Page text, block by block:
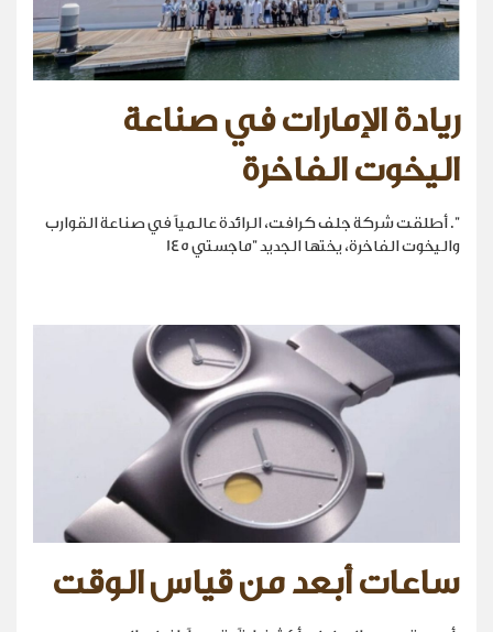
ريادة الإمارات في صناعة
اليخوت الفاخرة
". أطلقت شركة جلف كرافت، الرائدة عالمياً في صناعة القوارب
واليخوت الفاخرة، يختها الجديد "ماجستي 145
ساعات أبعد من قياس الوقت